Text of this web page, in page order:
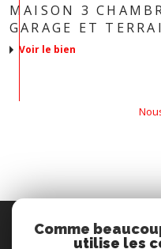
MAISON 3
GARAGE ET
voir le bien
Comme
utilise les